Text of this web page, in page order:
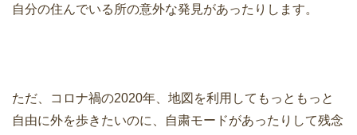
自分の住んでいる所の意外な発見があったりします。
ただ、コロナ禍の2020年、地図を利用してもっともっと
自由に外を歩きたいのに、自粛モードがあったりして残念